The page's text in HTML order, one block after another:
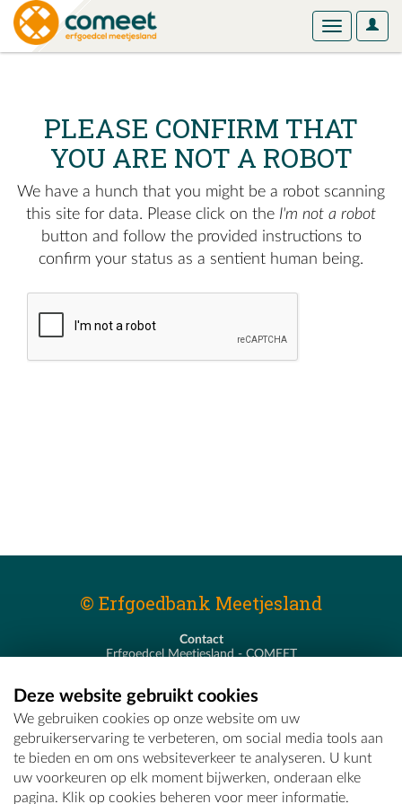
User
Toggle
PLEASE CONFIRM THAT
YOU ARE NOT A ROBOT
We have a hunch that you might be a robot scanning
this site for data. Please click on the I'm not a robot
button and follow the provided instructions to
confirm your status as a sentient human being.
© Erfgoedbank Meetjesland
Contact
Erfgoedcel Meetjesland - COMEET
T - 09 373 75 96
E -erfgoedcel@comeet.be
Deze website gebruikt cookies
We gebruiken cookies op onze website om uw
gebruikerservaring te verbeteren, om social media tools aan
te bieden en om ons websiteverkeer te analyseren. U kunt
uw voorkeuren op elk moment bijwerken, onderaan elke
pagina. Klik op cookies beheren voor meer informatie.